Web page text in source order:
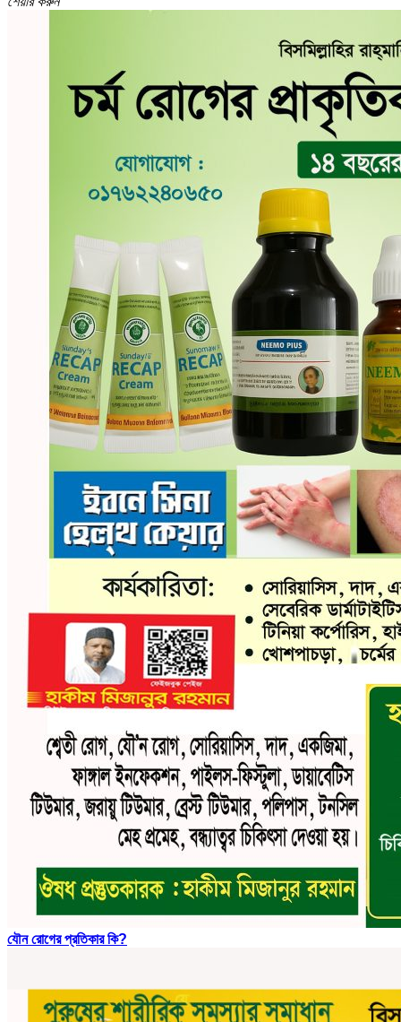
যৌন রোগের প্রতিকার কি?